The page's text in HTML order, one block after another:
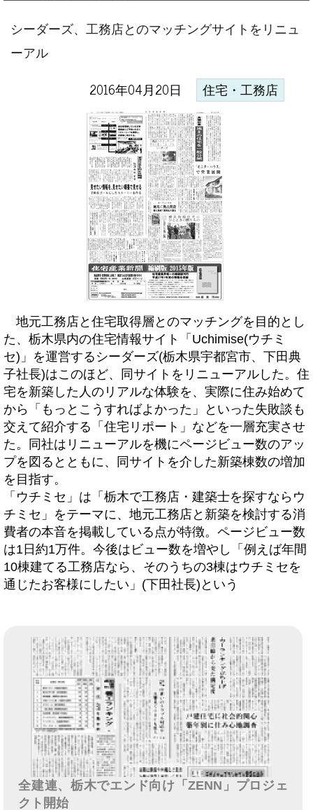
シーダーズ、工務店とのマッチングサイトをリニュ
ーアル
2016年04月20日 住宅・工務店
地元工務店と住宅取得層とのマッチングを目的とし
た、栃木県内の住宅情報サイト「Uchimise(ウチミ
セ)」を運営するシーダーズ(栃木県宇都宮市、下田典
子社長)はこのほど、同サイトをリニューアルした。住
宅を新築した人のリアルな体験を、実際に住み始めて
から「もっとこうすればよかった」といった失敗談も
交えて紹介する「住宅リポート」などを一層充実させ
た。同社はリニューアルを機にページビュー数のアッ
プを図るとともに、同サイトを介した新築棟数の増加
を目指す。
「ウチミセ」は「栃木で工務店・建築士を探すならウ
チミセ」をテーマに、地元工務店と新築を検討する消
費者の本音を掲載している点が特徴。ページビュー数
は1日約1万件。今後はビュー数を増やし「例えば年間
10棟建てる工務店なら、そのうちの3棟はウチミセを
通じたお客様にしたい」(下田社長)という
全建連、栃木でエンド向け「ZENN」プロジェ
クト開始